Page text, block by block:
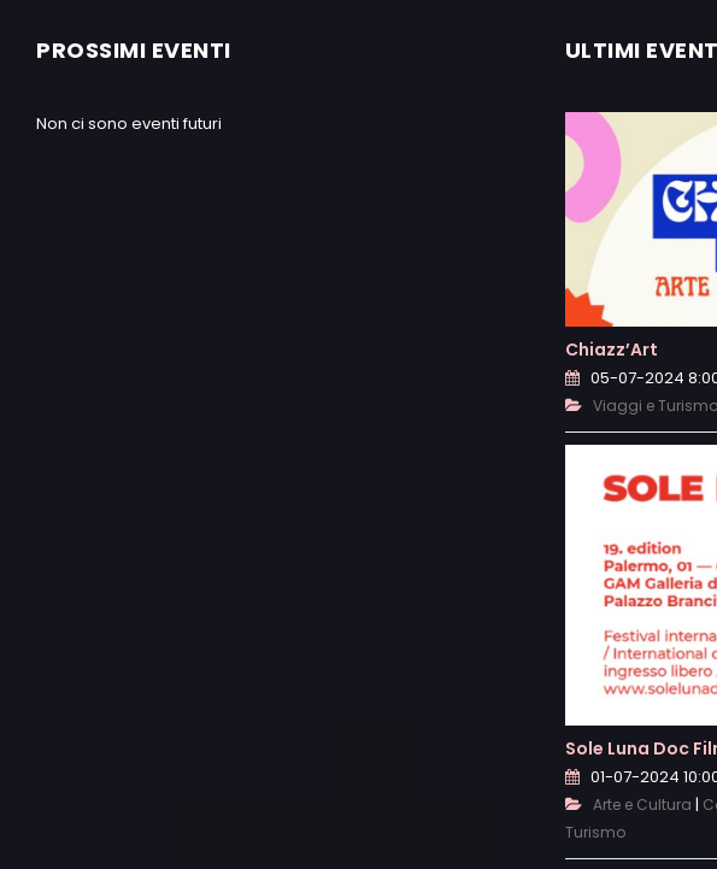
PROSSIMI EVENTI
Non ci sono eventi futuri
ULTIMI
Chiazz’Art
05-07-2024
Viaggi e Turismo
Sole Luna Doc
01-07-2024
Arte e Cultura |
Turismo